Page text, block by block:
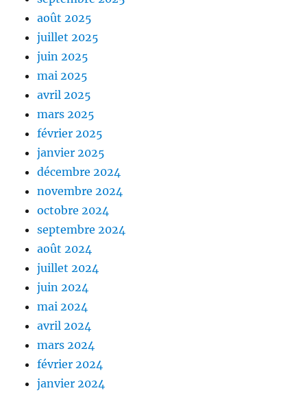
août 2025
juillet 2025
juin 2025
mai 2025
avril 2025
mars 2025
février 2025
janvier 2025
décembre 2024
novembre 2024
octobre 2024
septembre 2024
août 2024
juillet 2024
juin 2024
mai 2024
avril 2024
mars 2024
février 2024
janvier 2024